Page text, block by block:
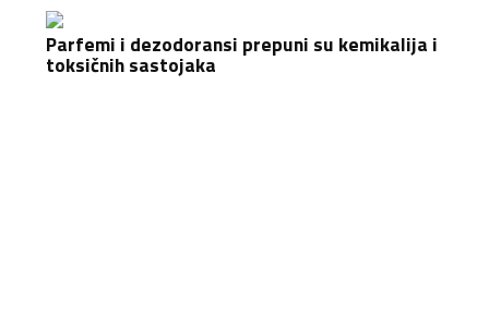
Parfemi i dezodoransi prepuni su kemikalija i
toksičnih sastojaka